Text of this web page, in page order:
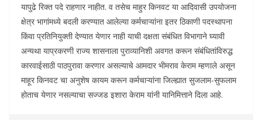
यापुढे रिक्त पदे राहणार नाहीत. व तसेच माहुर किनवट या आदिवासी उपयोजना
क्षेत्र भागांमध्ये बदली करण्यात आलेल्या कर्मचाऱ्यांना इतर ठिकाणी पदस्थापना
किंवा प्रतिनियुक्ती देण्यात येणार नाही याची दक्षता संबंधित विभागाने घ्यावी
अन्यथा याप्रकरणी राज्य शासनाला पुराव्यानिशी अवगत करून संबंधितांविरुद्ध
कारवाईसाठी पाठपुरावा करणार असल्याचे आमदार भीमराव केराम म्हणाले असून
माहूर किनवट चा अनुशेष कायम करून कर्मचाऱ्यांना जिल्ह्यात सुजलाम-सुफलाम
होताच येणार नसल्याचा सज्जड इशारा केराम यांनी यानिमित्ताने दिला आहे.